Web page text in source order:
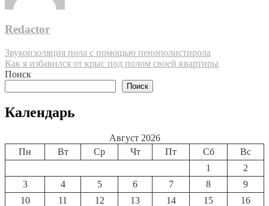
Redactor
Навигация
по
Звукоизоляция пола с помощью пенополистирола
Как я избавился от крыс под полом своей квартиры
Поиск
Поиск
Календарь
Август 2026
Пн
Вт Ср Чт Пт Сб
Вс
1
2
3
4 5 6 7 8
9
10
11 12 13 14 15
16